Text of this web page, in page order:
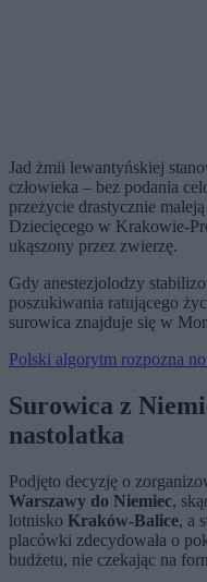
Jad żmii lewantyńskiej
człowieka – bez podania
przeżycie drastycznie
Dziecięcego w Krakowie-
ukąszony przez zwierzę.
Gdy anestezjolodzy
poszukiwania ratującego
surowica znajduje się w
Polski algorytm rozpozna
Surowica z
nastolatka
Podjęto decyzję o
Warszawy do Niemiec,
lotnisko Kraków-Balice, a
placówki zdecydowała o
budżetu, nie czekając na